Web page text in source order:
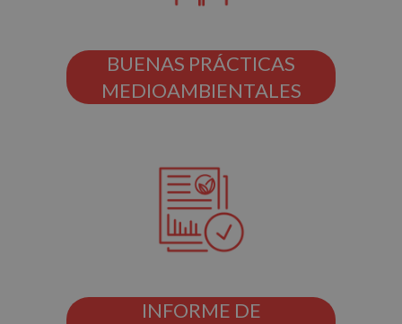
BUENAS PRÁCTICAS
MEDIOAMBIENTALES
INFORME DE